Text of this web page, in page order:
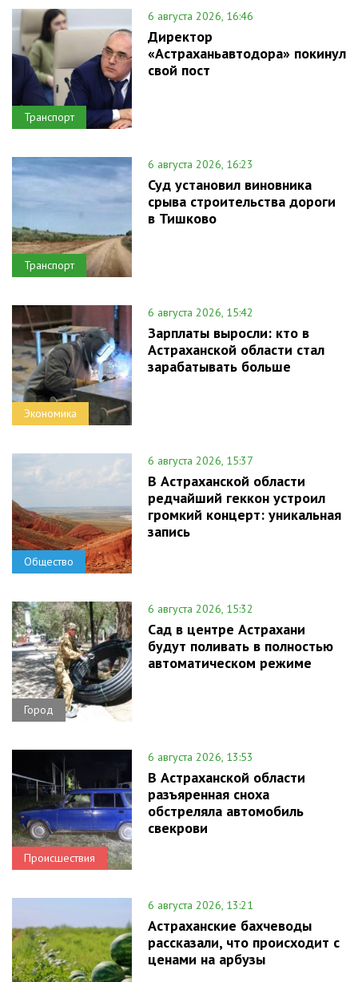
Транспорт
6 августа 2026, 16:46
Директор
«Астраханьавтодора» покинул
свой пост
Транспорт
6 августа 2026, 16:23
Суд установил виновника
срыва строительства дороги
в Тишково
Экономика
6 августа 2026, 15:42
Зарплаты выросли: кто в
Астраханской области стал
зарабатывать больше
Общество
6 августа 2026, 15:37
В Астраханской области
редчайший геккон устроил
громкий концерт: уникальная
запись
Город
6 августа 2026, 15:32
Сад в центре Астрахани
будут поливать в полностью
автоматическом режиме
Происшествия
6 августа 2026, 13:53
В Астраханской области
разъяренная сноха
обстреляла автомобиль
свекрови
6 августа 2026, 13:21
Астраханские бахчеводы
рассказали, что происходит с
ценами на арбузы